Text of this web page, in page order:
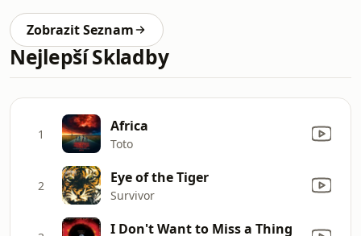
Zobrazit Seznam
Nejlepší Skladby
1 Africa
Toto
2 Eye of the Tiger
Survivor
I Don't Want to Miss a Thing